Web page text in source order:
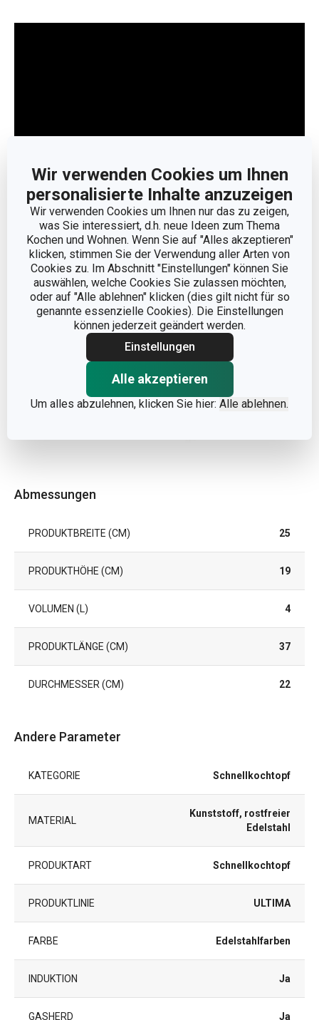
Wir verwenden Cookies um Ihnen
personalisierte Inhalte anzuzeigen
Wir verwenden Cookies um Ihnen nur das zu zeigen,
was Sie interessiert, d.h. neue Ideen zum Thema
Kochen und Wohnen. Wenn Sie auf "Alles akzeptieren"
klicken, stimmen Sie der Verwendung aller Arten von
Cookies zu. Im Abschnitt "Einstellungen" können Sie
auswählen, welche Cookies Sie zulassen möchten,
oder auf "Alle ablehnen" klicken (dies gilt nicht für so
genannte essenzielle Cookies). Die Einstellungen
können jederzeit geändert werden.
Einstellungen
Alle akzeptieren
Um alles abzulehnen, klicken Sie hier: Alle ablehnen.
Weniger anzeigen
Abmessungen
PRODUKTBREITE (CM) 25
PRODUKTHÖHE (CM) 19
VOLUMEN (L) 4
PRODUKTLÄNGE (CM) 37
DURCHMESSER (CM) 22
Andere Parameter
KATEGORIE Schnellkochtopf
MATERIAL
Kunststoff, rostfreier
Edelstahl
PRODUKTART Schnellkochtopf
PRODUKTLINIE ULTIMA
FARBE Edelstahlfarben
INDUKTION Ja
GASHERD Ja